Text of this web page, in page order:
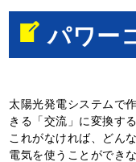
パワー
太陽光発電システムで
きる「交流」に変換す
これがなければ、どん
電気を使うことができ